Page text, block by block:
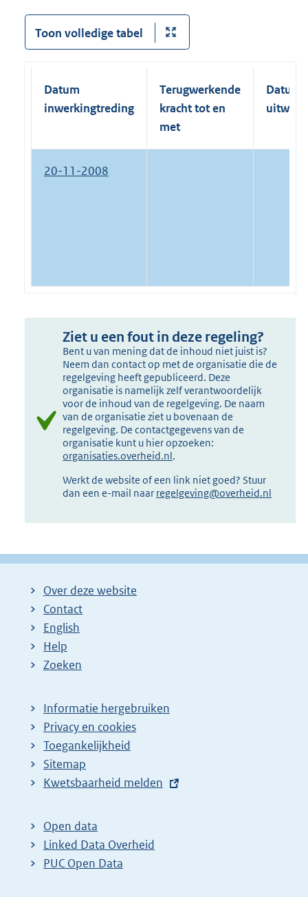
Toon volledige tabel
Datum
inwerkingtreding
Terugwerkende
kracht tot en
met
Datum
20-11-2008
Ziet u een fout in deze regeling?
Bent u van mening dat de inhoud niet juist is?
Neem dan contact op met de organisatie die de
regelgeving heeft gepubliceerd. Deze
organisatie is namelijk zelf verantwoordelijk
voor de inhoud van de regelgeving. De naam
van de organisatie ziet u bovenaan de
regelgeving. De contactgegevens van de
organisatie kunt u hier opzoeken:
organisaties.overheid.nl.
Werkt de website of een link niet goed? Stuur
dan een e-mail naar regelgeving@overheid.nl
Over deze website
Contact
English
Help
Zoeken
Informatie hergebruiken
Privacy en cookies
Toegankelijkheid
Sitemap
E
t
e
r
Kwetsbaarheid melden
Open data
Linked Data Overheid
PUC Open Data